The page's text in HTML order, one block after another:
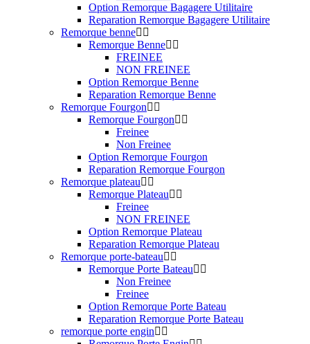
Option Remorque Bagagere Utilitaire
Reparation Remorque Bagagere Utilitaire
Remorque benne
Remorque Benne
FREINEE
NON FREINEE
Option Remorque Benne
Reparation Remorque Benne
Remorque Fourgon
Remorque Fourgon
Freinee
Non Freinee
Option Remorque Fourgon
Reparation Remorque Fourgon
Remorque plateau
Remorque Plateau
Freinee
NON FREINEE
Option Remorque Plateau
Reparation Remorque Plateau
Remorque porte-bateau
Remorque Porte Bateau
Non Freinee
Freinee
Option Remorque Porte Bateau
Reparation Remorque Porte Bateau
remorque porte engin